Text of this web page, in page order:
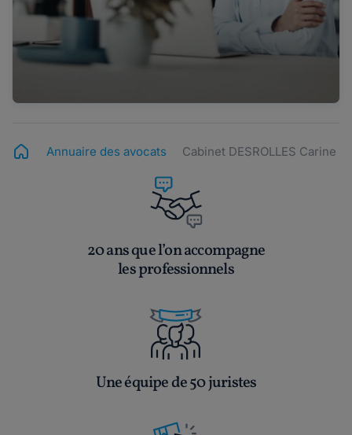
Annuaire des avocats Cabinet DESROLLES Carine
20 ans que l’on accompagne
les professionnels
Une équipe de 50 juristes